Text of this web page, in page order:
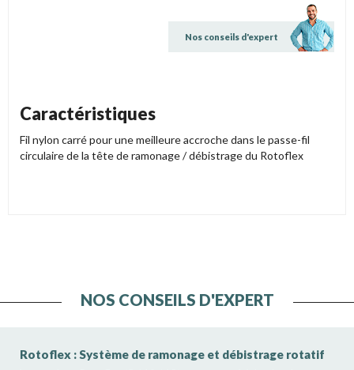
Nos conseils d'expert
Caractéristiques
Fil nylon carré pour une meilleure accroche dans le passe-fil
circulaire de la tête de ramonage / débistrage du Rotoflex
NOS CONSEILS D'EXPERT
Rotoflex : Système de ramonage et débistrage rotatif